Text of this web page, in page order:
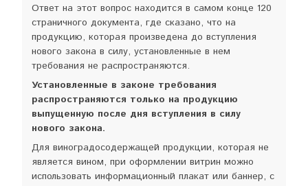
Ответ на этот вопрос находится в самом конце 120
страничного документа, где сказано, что на
продукцию, которая произведена до вступления
нового закона в силу, установленные в нем
требования не распространяются.
Установленные в законе требования
распространяются только на продукцию
выпущенную после дня вступления в силу
нового закона.
Для виноградосодержащей продукции, которая не
является вином, при оформлении витрин можно
использовать информационный плакат или баннер, с